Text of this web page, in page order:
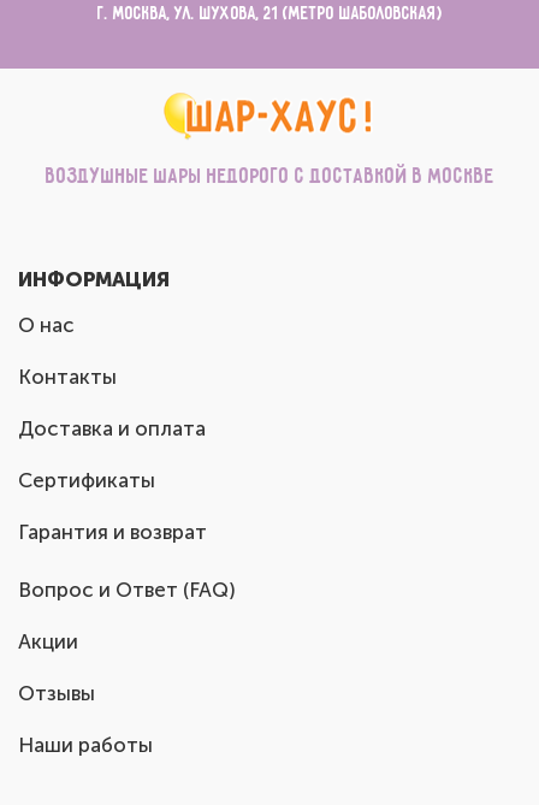
г. Москва, ул. Шухова, 21 (метро Шаболовская)
Воздушные шары недорого с доставкой в Москве
ИНФОРМАЦИЯ
О нас
Контакты
Доставка и оплата
Сертификаты
Гарантия и возврат
Вопрос и Ответ (FAQ)
Акции
Отзывы
Наши работы